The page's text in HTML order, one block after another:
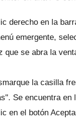
derecho en la
emergente,
que se abra la
la casilla
Se encuentra en
en el botón